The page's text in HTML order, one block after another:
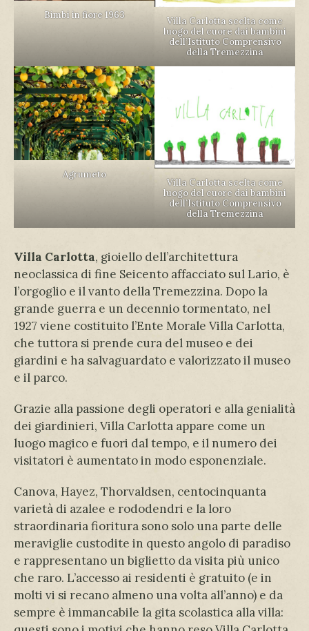
Bimbi in fiore 1963
Villa Carlotta scelta come
luogo del cuore dai bambini
dell’Istituto Comprensivo
della Tremezzina
Agrumeto
Villa Carlotta scelta come
luogo del cuore dai bambini
dell’Istituto Comprensivo
della Tremezzina
Villa Carlotta, gioiello dell’architettura
neoclassica di fine Seicento affacciato sul Lario, è
l’orgoglio e il vanto della Tremezzina. Dopo la
grande guerra e un decennio tormentato, nel
1927 viene costituito l’Ente Morale Villa Carlotta,
che tuttora si prende cura del museo e dei
giardini e ha salvaguardato e valorizzato il museo
e il parco.
Grazie alla passione degli operatori e alla genialità
dei giardinieri, Villa Carlotta appare come un
luogo magico e fuori dal tempo, e il numero dei
visitatori è aumentato in modo esponenziale.
Canova, Hayez, Thorvaldsen, centocinquanta
varietà di azalee e rododendri e la loro
straordinaria fioritura sono solo una parte delle
meraviglie custodite in questo angolo di paradiso
e rappresentano un biglietto da visita più unico
che raro. L’accesso ai residenti è gratuito (e in
molti vi si recano almeno una volta all’anno) e da
sempre è immancabile la gita scolastica alla villa: